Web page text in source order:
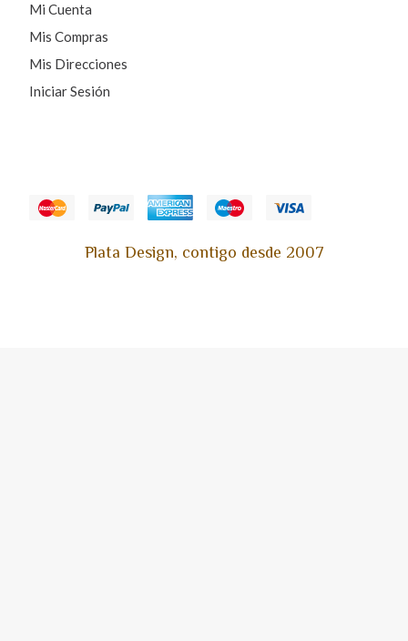
Mi Cuenta
Mis Compras
Mis Direcciones
Iniciar Sesión
Plata Design, contigo desde 2007